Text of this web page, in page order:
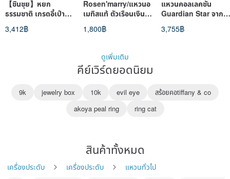
จากโมซาซา สีเหลืองอ่อน
ลายหยกดำ ลายพาด
ก้อน ขนาดแหวนเบอร์
20
3,412฿
แท้925
1,800฿
FLEURIN
3,755฿
คีย์เวิร์ดยอดนิยม
10k evil eye
akoya peal ring
ring cat
เครื่องประดับ
แหวนทั่วไป
Pinkoi's picks
Free shipping On sale